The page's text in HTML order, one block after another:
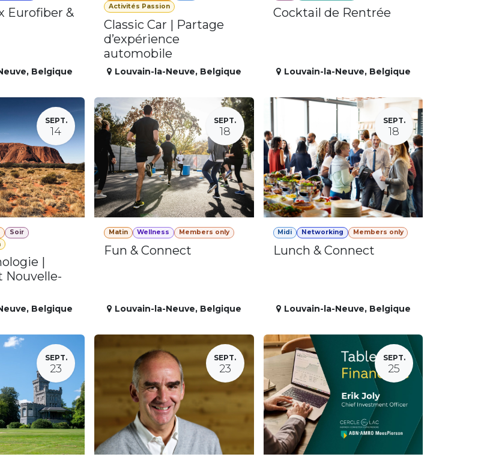
Eurofiber &
, Belgique
Activités Passion
Classic Car | Partage
d’expérience
automobile
Louvain-la-Neuve, Belgique
Cocktail de Rentrée
Louvain-la-Neuve, Belgique
SEPT.
14
Soir
|
Nouvelle-
, Belgique
SEPT.
18
Matin Wellness Members only
Fun & Connect
Louvain-la-Neuve, Belgique
SEPT.
18
Midi Networking Members only
Lunch & Connect
Louvain-la-Neuve, Belgique
SEPT.
23
SEPT.
23
SEPT.
25